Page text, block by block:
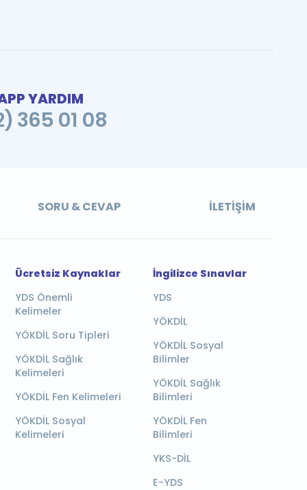
YARDIM
365 01 08
SORU & CEVAP İLETIŞIM
Ücretsiz Kaynaklar
YDS Önemli
Kelimeler
YÖKDİL Soru Tipleri
YÖKDİL Sağlık
Kelimeleri
YÖKDİL Fen Kelimeleri
YÖKDİL Sosyal
Kelimeleri
İngilizce Sınavlar
YDS
YÖKDİL
YÖKDİL Sosyal
Bilimler
YÖKDİL Sağlık
Bilimleri
YÖKDİL Fen
Bilimleri
YKS-DİL
E-YDS